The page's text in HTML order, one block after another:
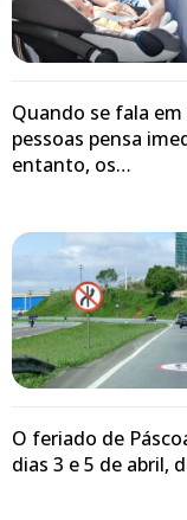
Quando se fala
pessoas pensa
entanto, os…
O feriado de
dias 3 e 5 de abril,